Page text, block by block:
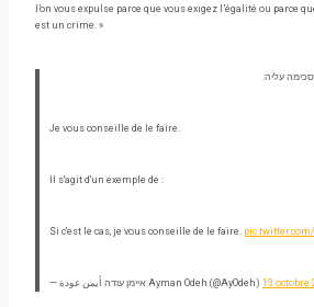
l’on vous expulse parce que vous exigez l’égalité ou parce
est un crime. »
עליה:
Je vous conseille de le faire.
Il s'agit d'un exemple de :
Si c'est le cas, je vous conseille de le faire.
— איימן עודה أيمن عودة Ayman Odeh (@AyOdeh) 13 octobre